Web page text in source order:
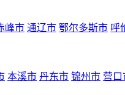
峰市 通辽市 鄂尔多斯市 呼
本溪市 丹东市 锦州市 营口